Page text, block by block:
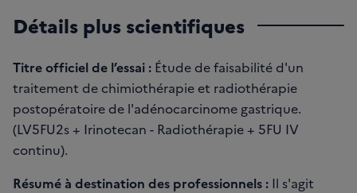
Détails plus scientifiques
Titre officiel de l’essai : Étude de faisabilité d'un
traitement de chimiothérapie et radiothérapie
postopératoire de l'adénocarcinome gastrique.
(LV5FU2s + Irinotecan - Radiothérapie + 5FU IV
continu).
Résumé à destination des professionnels : Il s'agit